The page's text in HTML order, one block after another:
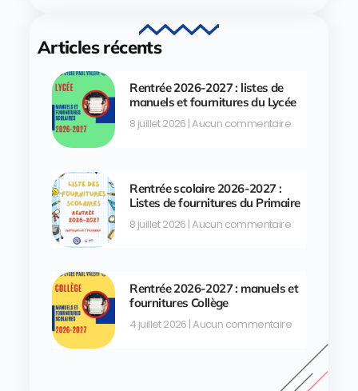
Articles récents
Rentrée 2026-2027 : listes de
manuels et fournitures du Lycée
8 juillet 2026 Aucun commentaire
Rentrée scolaire 2026-2027 :
Listes de fournitures du Primaire
8 juillet 2026 Aucun commentaire
Rentrée 2026-2027 : manuels et
fournitures Collège
4 juillet 2026 Aucun commentaire